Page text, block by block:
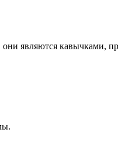
являются кавычками,